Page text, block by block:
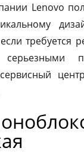
Lenovo
требуется
серьезными